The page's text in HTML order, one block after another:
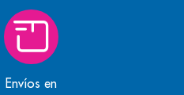
Envíos en